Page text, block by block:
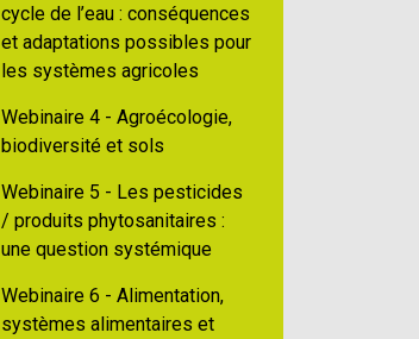
cycle de l’eau : conséquences
et adaptations possibles pour
les systèmes agricoles
Webinaire 4 - Agroécologie,
biodiversité et sols
Webinaire 5 - Les pesticides
/ produits phytosanitaires :
une question systémique
Webinaire 6 - Alimentation,
systèmes alimentaires et